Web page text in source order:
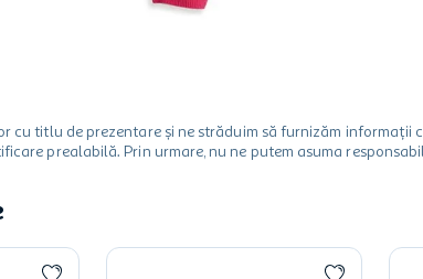
cu titlu de prezentare și ne străduim să furnizăm
prealabilă. Prin urmare, nu ne putem asuma